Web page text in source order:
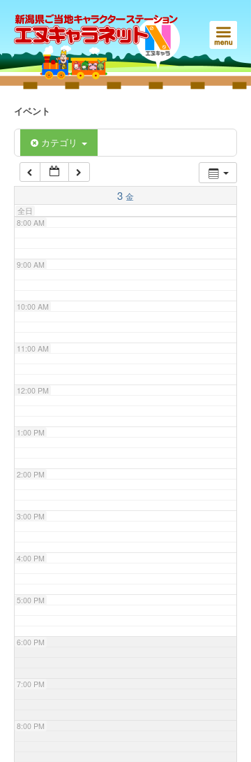
イベント
カテゴリ
3 金
全日
3:00 AM
4:00 AM
6:00 AM
7:00 AM
8:00 AM
9:00 AM
10:00 AM
11:00 AM
12:00 PM
1:00 PM
2:00 PM
3:00 PM
4:00 PM
5:00 PM
6:00 PM
7:00 PM
8:00 PM